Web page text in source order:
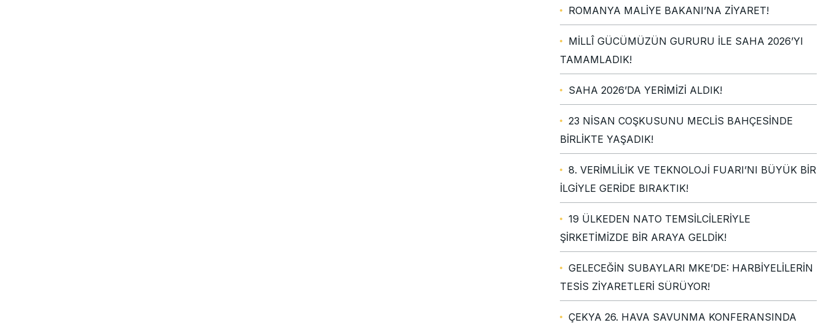
ROMANYA MALİYE BAKANI’NA ZİYARET!
MİLLÎ GÜCÜMÜZÜN GURURU İLE SAHA 2026’YI
TAMAMLADIK!
SAHA 2026’DA YERİMİZİ ALDIK!
23 NİSAN COŞKUSUNU MECLİS BAHÇESİNDE
BİRLİKTE YAŞADIK!
8. VERİMLİLİK VE TEKNOLOJİ FUARI’NI BÜYÜK BİR
İLGİYLE GERİDE BIRAKTIK!
19 ÜLKEDEN NATO TEMSİLCİLERİYLE
ŞİRKETİMİZDE BİR ARAYA GELDİK!
GELECEĞİN SUBAYLARI MKE’DE: HARBİYELİLERİN
TESİS ZİYARETLERİ SÜRÜYOR!
ÇEKYA 26. HAVA SAVUNMA KONFERANSINDA